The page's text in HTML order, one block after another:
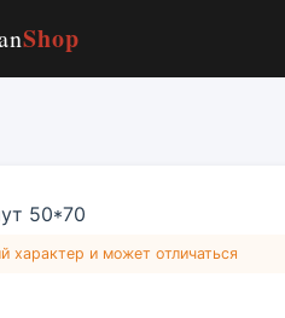
Shop
характер и может отличаться